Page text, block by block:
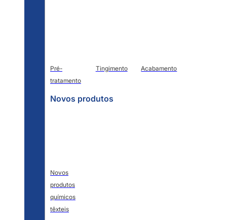
Pré-
tratamento
Tingimento Acabamento
Novos produtos
Novos
produtos
químicos
têxteis